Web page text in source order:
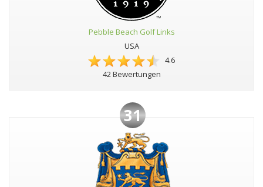
Pebble Beach Golf Links
USA
4.6
42 Bewertungen
31